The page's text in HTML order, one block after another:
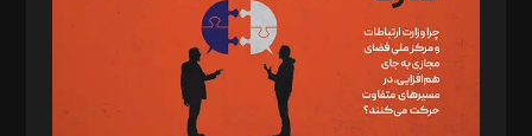
ویرایش: نگار استاد‌‌آقا
طراح یونیفرم: مجید توکلی
فیلمبرداری و عکاسی: امیر شفیعی، مانی لطفی زاده
گرافیک و صفحه‌آرایی: سید‌سبحان‌علی ثابت